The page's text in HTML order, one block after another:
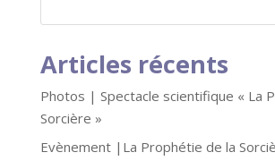
Articles récents
Photos | Spectacle scientifique « La
Sorcière »
Evènement |La Prophétie de la